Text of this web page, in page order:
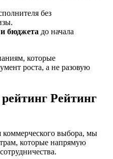
без
бюджета до начала
которые
роста, а не разовую
Рейтинг
выбора, мы
которые напрямую